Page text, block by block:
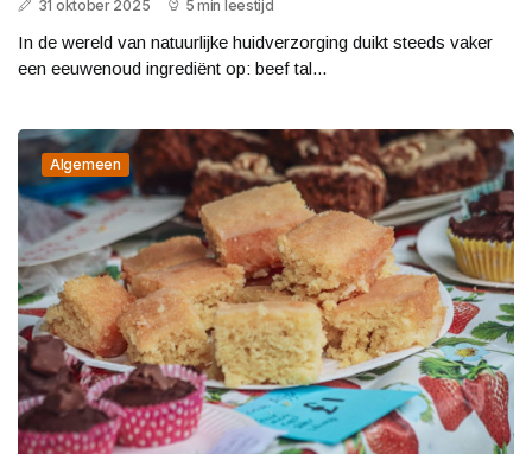
31 oktober 2025 5 min leestijd
In de wereld van natuurlijke huidverzorging duikt steeds vaker
een eeuwenoud ingrediënt op: beef tal...
Algemeen